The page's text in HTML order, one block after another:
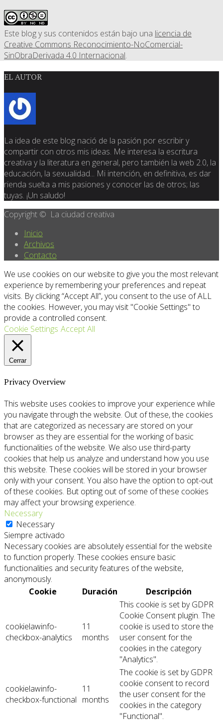
Este blog y sus contenidos están bajo una licencia de
Creative Commons Reconocimiento-NoComercial-
SinObraDerivada 4.0 Internacional.
EL AUTOR
La idea de este blog nació de la pasión por escribir y
compartir con otros mis ideas. Me interesa la escritura
creativa y la literatura en general, pero también la web 2.0, la
educación, la sexualidad... Mi intención, en definitiva, es dar
rienda suelta a mis pasiones y conocer las de otros; las
tuyas. ¡Un saludo!
Copyright © La ciudad creativa
Inicio
Archivos
Contacto
We use cookies on our website to give you the most relevant
experience by remembering your preferences and repeat
visits. By clicking “Accept All”, you consent to the use of ALL
the cookies. However, you may visit "Cookie Settings" to
provide a controlled consent.
Cookie Settings Accept All
Cerrar
Privacy Overview
This website uses cookies to improve your experience while
you navigate through the website. Out of these, the cookies
that are categorized as necessary are stored on your
browser as they are essential for the working of basic
functionalities of the website. We also use third-party
cookies that help us analyze and understand how you use
this website. These cookies will be stored in your browser
only with your consent. You also have the option to opt-out
of these cookies. But opting out of some of these cookies
may affect your browsing experience.
Necessary
Necessary
Siempre activado
Necessary cookies are absolutely essential for the website
to function properly. These cookies ensure basic
functionalities and security features of the website,
anonymously.
Cookie
Duración Descripción
cookielawinfo-
checkbox-analytics
11
months
This cookie is set by GDPR
Cookie Consent plugin. The
cookie is used to store the
user consent for the
cookies in the category
"Analytics".
cookielawinfo-
checkbox-functional
11
months
The cookie is set by GDPR
cookie consent to record
the user consent for the
cookies in the category
"Functional".